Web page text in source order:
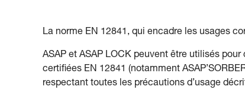
La norme EN 12841, qui encadre les usages
ASAP et ASAP LOCK peuvent être utilisés
certifiées EN 12841 (notamment
respectant toutes les précautions d’usage